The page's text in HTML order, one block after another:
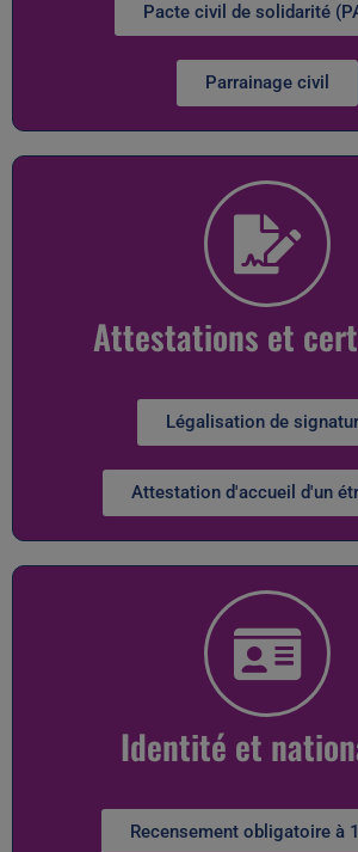
Pacte civil de solidarité
Parrainage civil
Attestations et
Légalisation de
Attestation d'accueil d'un
Identité et
Recensement obligatoire à